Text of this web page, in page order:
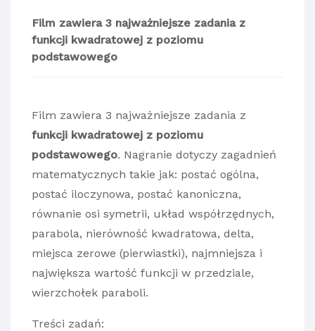
Film zawiera 3 najważniejsze zadania z
funkcji kwadratowej z poziomu
podstawowego
Film zawiera 3 najważniejsze zadania z
funkcji kwadratowej z poziomu
podstawowego. Nagranie dotyczy zagadnień
matematycznych takie jak: postać ogólna,
postać iloczynowa, postać kanoniczna,
równanie osi symetrii, układ współrzędnych,
parabola, nierówność kwadratowa, delta,
miejsca zerowe (pierwiastki), najmniejsza i
największa wartość funkcji w przedziale,
wierzchołek paraboli.
Treści zadań: